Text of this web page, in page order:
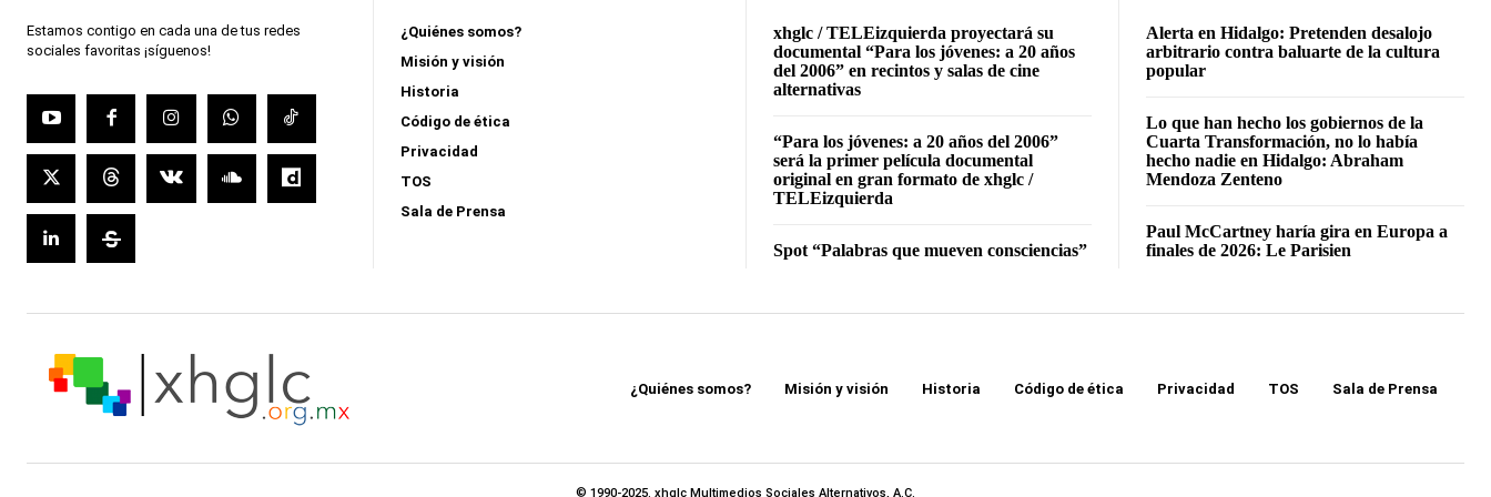
Estamos contigo en cada una de tus redes
sociales favoritas ¡síguenos!
¿Quiénes somos?
Misión y visión
Historia
Código de ética
Privacidad
TOS
Sala de Prensa
xhglc / TELEizquierda proyectará su
documental “Para los jóvenes: a 20 años
del 2006” en recintos y salas de cine
alternativas
“Para los jóvenes: a 20 años del 2006”
será la primer película documental
original en gran formato de xhglc /
TELEizquierda
Spot “Palabras que mueven consciencias”
Alerta en Hidalgo: Pretenden desalojo
arbitrario contra baluarte de la cultura
popular
Lo que han hecho los gobiernos de la
Cuarta Transformación, no lo había
hecho nadie en Hidalgo: Abraham
Mendoza Zenteno
Paul McCartney haría gira en Europa a
finales de 2026: Le Parisien
¿Quiénes somos? Misión y visión Historia Código de ética Privacidad TOS Sala de Prensa
© 1990-2025. xhglc Multimedios Sociales Alternativos, A.C.